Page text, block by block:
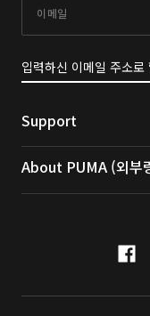
입력하신 이메일 주소
Support
About PUMA (외부